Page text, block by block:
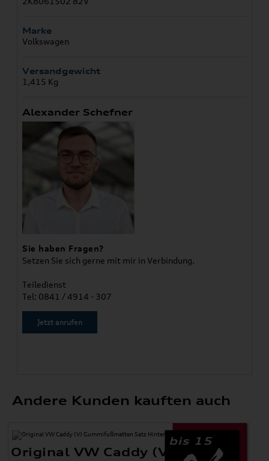
Marke
Volkswagen
Versandgewicht
1,415 Kg
Alexander Schefner
Sie haben Fragen?
Setzen Sie sich gerne mit mir in Verbindung.
Teiledienst
Tel: 0841 / 4914 - 307
Jetzt anrufen
Andere Kunden kauften auch
bis 15
Original VW Caddy (V)